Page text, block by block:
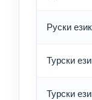
Руски език
Турски
Турски